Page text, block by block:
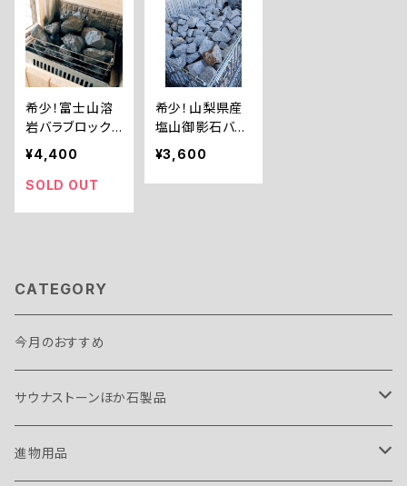
希少！富士山溶
岩バラブロック8
㎏
¥4,400
SOLD OUT
希少！山梨県産
塩山御影石バラ
ブロック8㎏
¥3,600
CATEGORY
今月のおすすめ
サウナストーンほか石製品
サウナストーン
進物用品